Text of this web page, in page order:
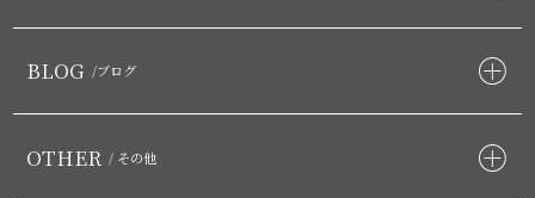
BLOG /ブログ
OTHER / その他